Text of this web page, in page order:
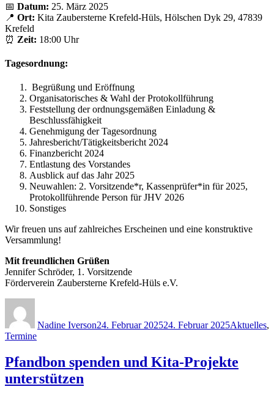
📅 Datum: 25. März 2025
📍 Ort: Kita Zaubersterne Krefeld-Hüls, Hölschen Dyk 29, 47839
Krefeld
⏰ Zeit: 18:00 Uhr
Tagesordnung:
Begrüßung und Eröffnung
Organisatorisches & Wahl der Protokollführung
Feststellung der ordnungsgemäßen Einladung &
Beschlussfähigkeit
Genehmigung der Tagesordnung
Jahresbericht/Tätigkeitsbericht 2024
Finanzbericht 2024
Entlastung des Vorstandes
Ausblick auf das Jahr 2025
Neuwahlen: 2. Vorsitzende*r, Kassenprüfer*in für 2025,
Protokollführende Person für JHV 2026
Sonstiges
Wir freuen uns auf zahlreiches Erscheinen und eine konstruktive
Versammlung!
Mit freundlichen Grüßen
Jennifer Schröder, 1. Vorsitzende
Förderverein Zaubersterne Krefeld-Hüls e.V.
Nadine Iverson24. Februar 202524. Februar 2025Aktuelles,
Termine
Pfandbon spenden und Kita-Projekte
unterstützen